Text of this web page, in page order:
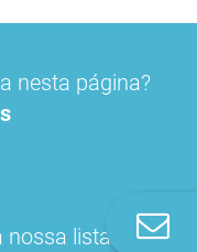
nesta página?
nossa lista de